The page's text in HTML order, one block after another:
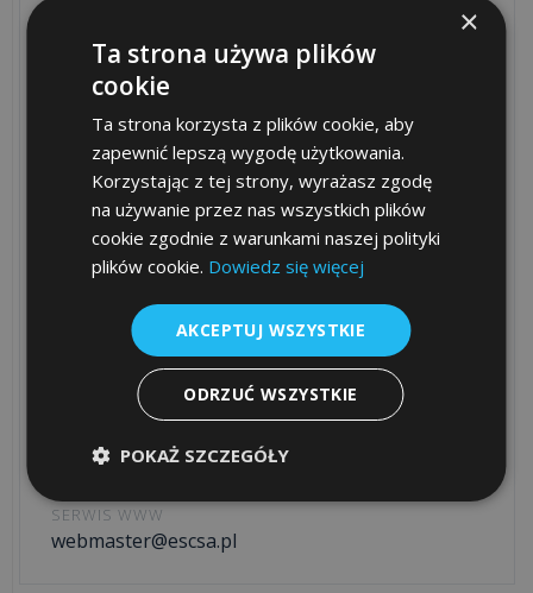
biuro@escsa.pl
DZIAŁ HANDLOWY
sprzedaz@escsa.pl
DZIAŁ HANDLOWY – NOWA HUTA
sprzedaznh@escsa.pl
SERWIS INFORMATYCZNY
serwis@escsa.pl
SERWIS FISKALNY
serwis-fiskalny@escsa.pl
PARTNERZY INSERT
insert@escsa.pl
PARTNERZY POSBISTRO
posbistro@escsa.pl
SERWIS WWW
webmaster@escsa.pl
×
Ta strona używa plików
cookie
Ta strona korzysta z plików cookie, aby
zapewnić lepszą wygodę użytkowania.
Korzystając z tej strony, wyrażasz zgodę
na używanie przez nas wszystkich plików
cookie zgodnie z warunkami naszej polityki
plików cookie. Dowiedz się więcej
AKCEPTUJ WSZYSTKIE
ODRZUĆ WSZYSTKIE
POKAŻ SZCZEGÓŁY